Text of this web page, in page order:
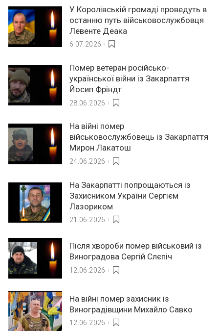
У Королівській громаді проведуть в
останню путь військовослужбовця
Левенте Деака
6.07.2026
Помер ветеран російсько-
української війни із Закарпаття
Йосип Фріндт
28.06.2026
На війні помер
військовослужбовець із Закарпаття
Мирон Лакатош
24.06.2026
На Закарпатті попрощаються із
Захисником України Сергієм
Лазориком
21.06.2026
Після хвороби помер військовий із
Виноградова Сергій Слєпіч
12.06.2026
На війні помер захисник із
Виноградівщини Михайло Савко
12.06.2026